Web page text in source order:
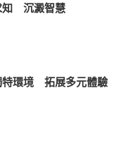
沉澱智慧
環境 拓展多元體驗